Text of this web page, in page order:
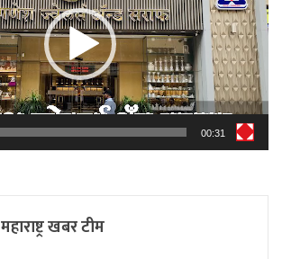
00:31
महाराष्ट्र खबर टीम